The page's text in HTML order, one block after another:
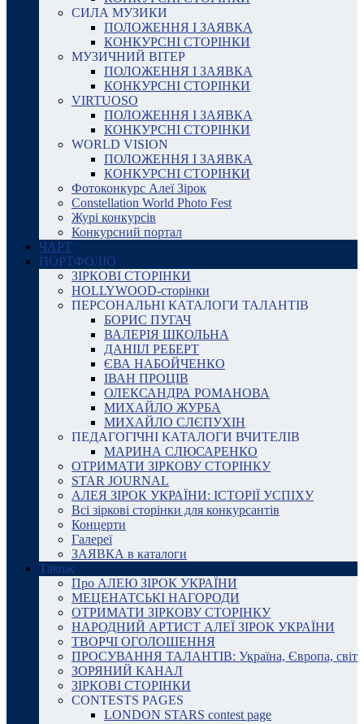
СИЛА МУЗИКИ
ПОЛОЖЕННЯ І ЗАЯВКА
КОНКУРСНІ СТОРІНКИ
МУЗИЧНИЙ ВІТЕР
ПОЛОЖЕННЯ І ЗАЯВКА
КОНКУРСНІ СТОРІНКИ
VIRTUOSO
ПОЛОЖЕННЯ І ЗАЯВКА
КОНКУРСНІ СТОРІНКИ
WORLD VISION
ПОЛОЖЕННЯ І ЗАЯВКА
КОНКУРСНІ СТОРІНКИ
Фотоконкурс Алеї Зірок
Constellation World Photo Fest
Журі конкурсів
Конкурсний портал
ЧАРТ
ПОРТФОЛІО
ЗІРКОВІ СТОРІНКИ
HOLLYWOOD-сторінки
ПЕРСОНАЛЬНІ КАТАЛОГИ ТАЛАНТІВ
БОРИС ПУГАЧ
ВАЛЕРІЯ ШКОЛЬНА
ДАНІІЛ РЕБЕРТ
ЄВА НАБОЙЧЕНКО
ІВАН ПРОЦІВ
ОЛЕКСАНДРА РОМАНОВА
МИХАЙЛО ЖУРБА
МИХАЙЛО СЛЄПУХІН
ПЕДАГОГІЧНІ КАТАЛОГИ ВЧИТЕЛІВ
МАРИНА СЛЮСАРЕНКО
ОТРИМАТИ ЗІРКОВУ СТОРІНКУ
STAR JOURNAL
АЛЕЯ ЗІРОК УКРАЇНИ: ІСТОРІЇ УСПІХУ
Всі зіркові сторінки для конкурсантів
Концерти
Галереї
ЗАЯВКА в каталоги
Також
Про АЛЕЮ ЗІРОК УКРАЇНИ
МЕЦЕНАТСЬКІ НАГОРОДИ
ОТРИМАТИ ЗІРКОВУ СТОРІНКУ
НАРОДНИЙ АРТИСТ АЛЕЇ ЗІРОК УКРАЇНИ
ТВОРЧІ ОГОЛОШЕННЯ
ПРОСУВАННЯ ТАЛАНТІВ: Україна, Європа, світ
ЗОРЯНИЙ КАНАЛ
ЗІРКОВІ СТОРІНКИ
CONTESTS PAGES
LONDON STARS contest page